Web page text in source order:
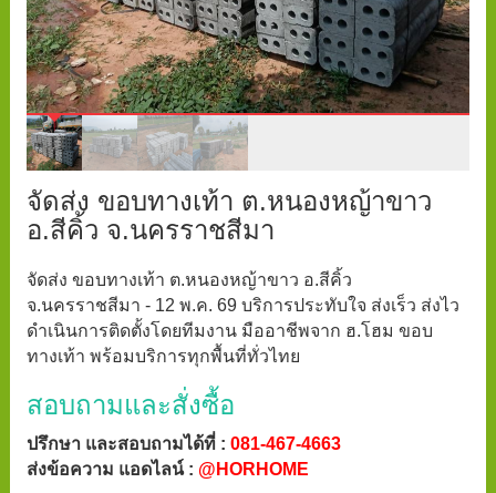
จัดส่ง ขอบทางเท้า ต.หนองหญ้าขาว
อ.สีคิ้ว จ.นครราชสีมา
จัดส่ง ขอบทางเท้า ต.หนองหญ้าขาว อ.สีคิ้ว
จ.นครราชสีมา - 12 พ.ค. 69 บริการประทับใจ ส่งเร็ว ส่งไว
ดำเนินการติดตั้งโดยทีมงาน มืออาชีพจาก ฮ.โฮม ขอบ
ทางเท้า พร้อมบริการทุกพื้นที่ทั่วไทย
สอบถามและสั่งซื้อ
ปรึกษา และสอบถามได้ที่ : 081-467-4663
ส่งข้อความ แอดไลน์ : @HORHOME